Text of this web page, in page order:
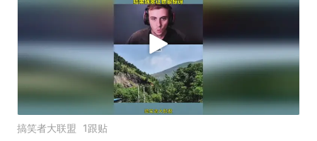
搞笑者大联盟 1跟贴